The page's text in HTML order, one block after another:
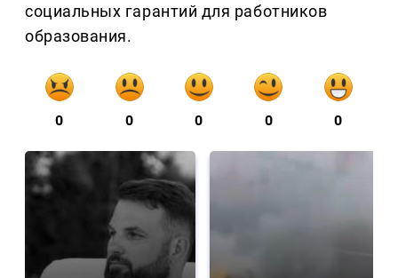
социальных гарантий для работников
образования.
0 0 0 0 0